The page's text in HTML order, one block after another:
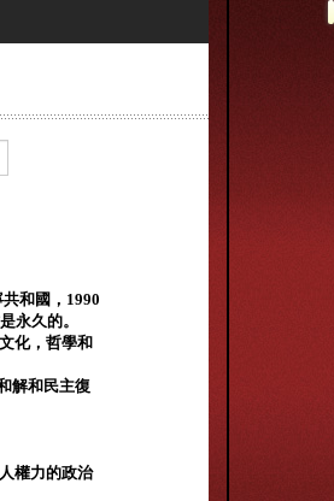
和國，1990
永久的。
化，哲學和
解和民主復
權力的政治